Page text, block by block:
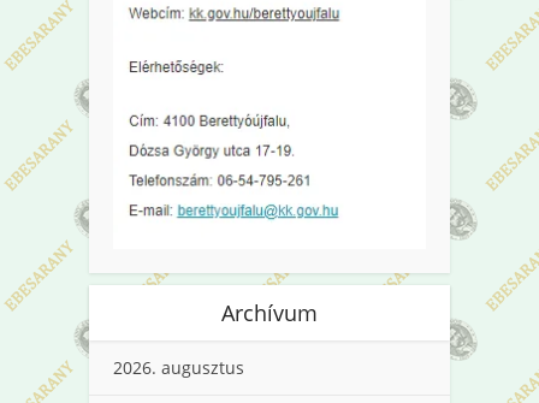
Archívum
2026. augusztus